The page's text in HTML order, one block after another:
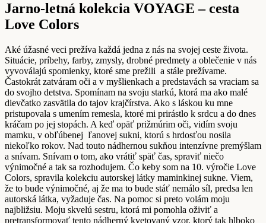
Jarno-letná kolekcia VOYAGE – cesta
Love Colors
Aké úžasné veci prežíva každá jedna z nás na svojej ceste života.
Situácie, príbehy, farby, zmysly, drobné predmety a oblečenie v nás
vyvoválajú spomienky, ktoré sme prežili a stále prežívame.
Častokrát zatváram oči a v myšlienkach a predstavách sa vraciam sa
do svojho detstva. Spomínam na svoju starkú, ktorá ma ako malé
dievčatko zasvätila do tajov krajčírstva. Ako s láskou ku mne
pristupovala s umením remesla, ktoré mi prirástlo k srdcu a do dnes
kráčam po jej stopách. A keď opäť prižmúrim oči, vidím svoju
mamku, v obľúbenej ľanovej sukni, ktorú s hrdosťou nosila
niekoľko rokov. Nad touto nádhernou sukňou intenzívne premýšlam
a snívam. Snívam o tom, ako vrátiť späť čas, spraviť niečo
výnimočné a tak sa rozhodujem. Čo keby som na 10. výročie Love
Colors, spravila kolekciu autorskej látky maminkinej sukne. Viem,
že to bude výnimočné, aj že ma to bude stáť nemálo síl, predsa len
autorská látka, vyžaduje čas. Na pomoc si preto volám moju
najbližsiu. Moju skvelú sestru, ktorá mi pomohla oživiť a
pretransformovať tento nádherný kvetovaný vzor, ktorý tak hlboko